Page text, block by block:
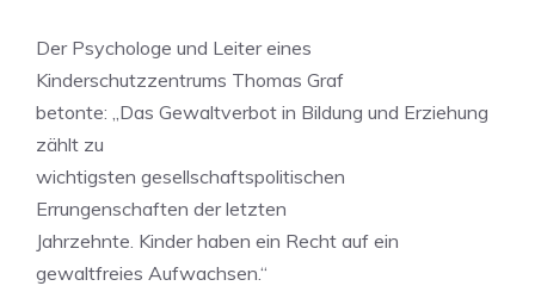
Der Psychologe und Leiter eines
Kinderschutzzentrums Thomas Graf
betonte: „Das Gewaltverbot in Bildung und Erziehung
zählt zu
wichtigsten gesellschaftspolitischen
Errungenschaften der letzten
Jahrzehnte. Kinder haben ein Recht auf ein
gewaltfreies Aufwachsen.“